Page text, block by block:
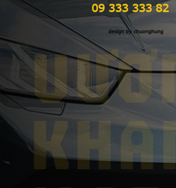
09 333 333 82
design by chuonghung